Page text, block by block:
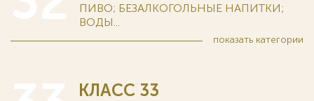
ПИВО; БЕЗАЛКОГОЛЬНЫЕ НАПИТКИ;
ВОДЫ...
показать категории
КЛАСС 33